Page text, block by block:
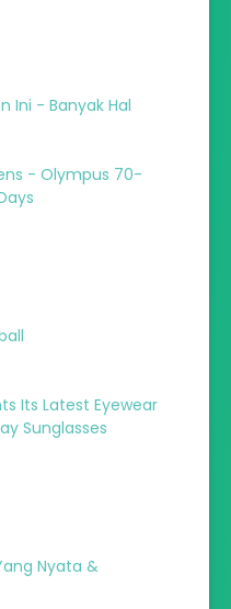
Ini - Banyak Hal
- Olympus 70-
Its Latest Eyewear
Sunglasses
Nyata &